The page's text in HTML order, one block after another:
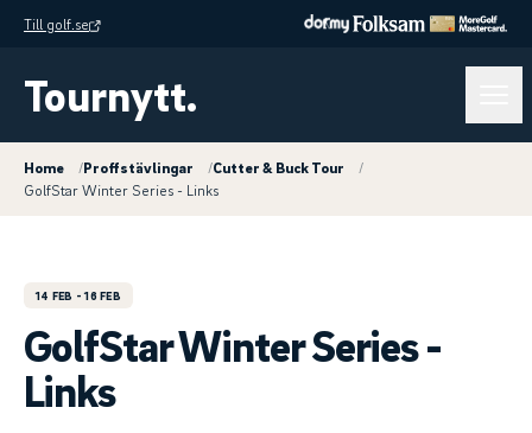
Till golf.se
Tournytt.
Home /Proffstävlingar /Cutter & Buck Tour
/
GolfStar Winter Series - Links
14 FEB - 16 FEB
GolfStar Winter Series -
Links